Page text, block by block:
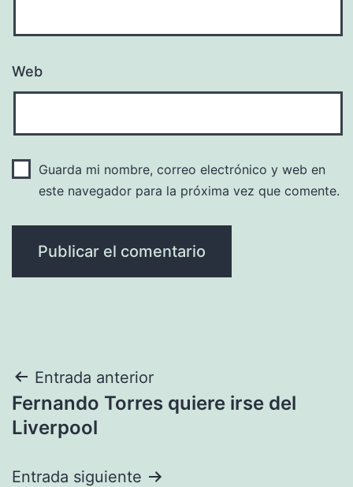
Web
Guarda mi nombre, correo electrónico y web en
este navegador para la próxima vez que comente.
Navegación
de
Entrada anterior
Fernando Torres quiere irse del
Liverpool
Entrada siguiente